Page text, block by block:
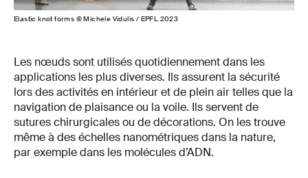
Elastic knot forms © Michele Vidulis / EPFL 2023
Les nœuds sont utilisés quotidiennement dans les
applications les plus diverses. Ils assurent la sécurité
lors des activités en intérieur et de plein air telles que la
navigation de plaisance ou la voile. Ils servent de
sutures chirurgicales ou de décorations. On les trouve
même à des échelles nanométriques dans la nature,
par exemple dans les molécules d’ADN.